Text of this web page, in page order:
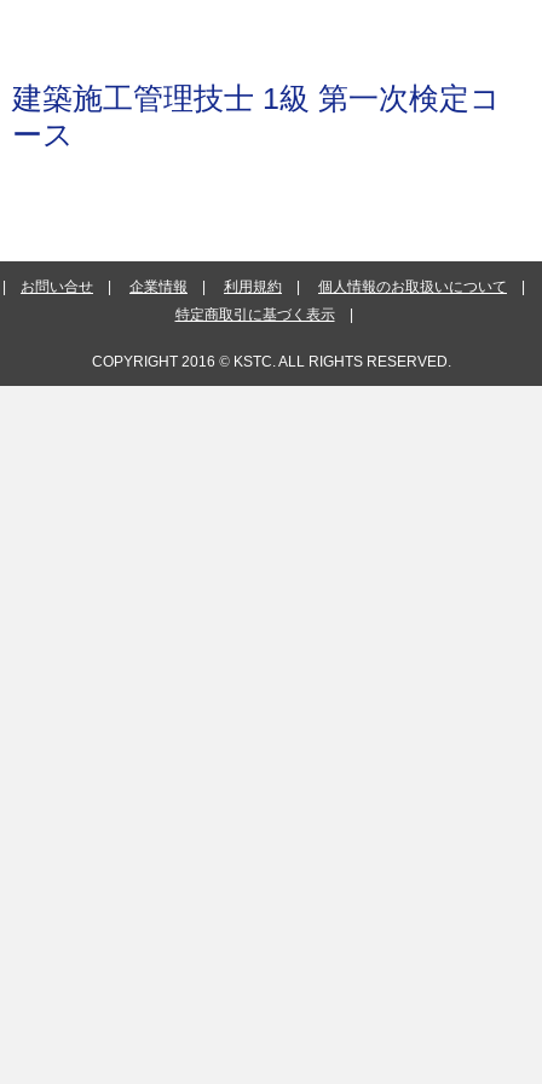
建築施工管理技士 1級 第一次検定コ
ース
お問い合せ 企業情報 利用規約
個人情報のお取扱いについて
特定商取引に基づく表示
COPYRIGHT 2016 ©KSTC. ALL RIGHTS RESERVED.